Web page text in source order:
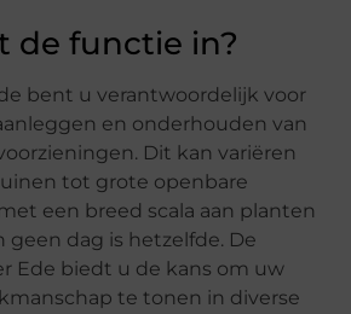
de functie in?
bent u verantwoordelijk voor
en onderhouden van
Dit kan variëren
tot grote openbare
een breed scala aan planten
geen dag is hetzelfde. De
Ede biedt u de kans om uw
te tonen in diverse